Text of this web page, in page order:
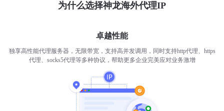
为什么选择神龙海外代理IP
卓越性能
独享高性能代理服务器，无限带宽，支持高并发调用，同时支持http代理、https
代理、socks5代理等多种协议，帮助更多企业完美应对业务激增